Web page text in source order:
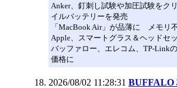
Anker、釘刺し試験や加圧試験をク
イルバッテリーを発売
「MacBook Air」が品薄に メモリ
Apple、スマートグラス＆ヘッドセ
バッファロー、エレコム、TP-Link
価格に
2026/08/02 11:28:31 BUFFALO